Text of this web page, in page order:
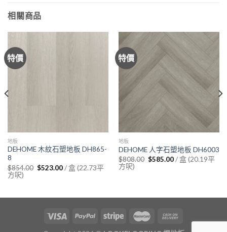
相關商品
特價
地板
DEHOME 木紋石塑地板 DH865-
8
$854.00 Original
price
$523.00Current
price
/ 盒 (22.73平
方呎)
特價
地板
DEHOME 人字石塑地板 DH6003
$808.00 Original
price
$585.00Current
price
/ 盒 (20.19平
方呎)